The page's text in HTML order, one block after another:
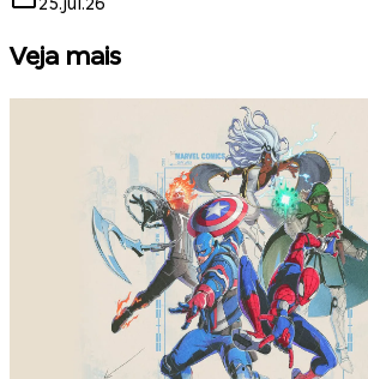
Veja mais